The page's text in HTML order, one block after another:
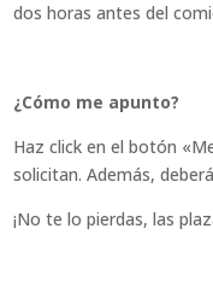
dos horas antes del
¿Cómo me apunto?
Haz click en el botón
solicitan. Además,
¡No te lo pierdas, las